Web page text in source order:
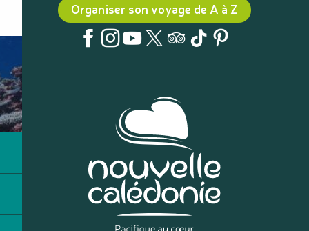
Organiser son voyage de A à Z